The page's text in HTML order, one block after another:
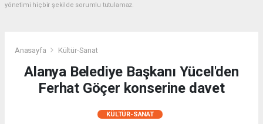
yönetimi hiçbir şekilde sorumlu tutulamaz.
Anasayfa Kültür-Sanat
Alanya Belediye Başkanı Yücel'den
Ferhat Göçer konserine davet
KÜLTÜR-SANAT